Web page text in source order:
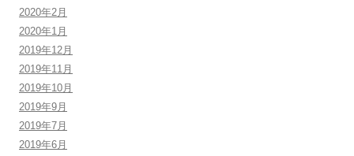
2020年2月
2020年1月
2019年12月
2019年11月
2019年10月
2019年9月
2019年7月
2019年6月